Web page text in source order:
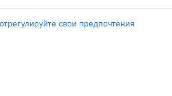
свои предпочтения